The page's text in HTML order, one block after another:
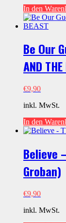
In den
Be Our
AND
€9,90
inkl. MwSt.
In den
Believe
Groban)
€9,90
inkl. MwSt.